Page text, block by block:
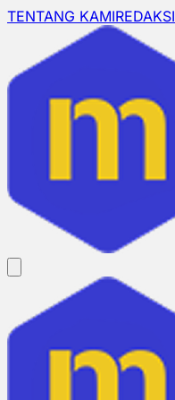
TENTANG KAMIREDAKSI